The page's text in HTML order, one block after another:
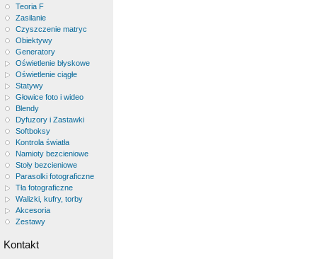
Teoria F
Zasilanie
Czyszczenie matryc
Obiektywy
Generatory
Oświetlenie błyskowe
Oświetlenie ciągłe
Statywy
Głowice foto i wideo
Blendy
Dyfuzory i Zastawki
Softboksy
Kontrola światła
Namioty bezcieniowe
Stoły bezcieniowe
Parasolki fotograficzne
Tła fotograficzne
Walizki, kufry, torby
Akcesoria
Zestawy
Kontakt